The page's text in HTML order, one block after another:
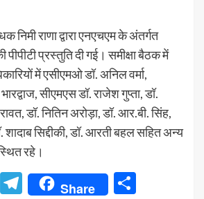
निमी राणा द्वारा एनएचएम के अंतर्गत
प्रस्तुति दी गई। समीक्षा बैठक में
में एसीएमओ डॉ. अनिल वर्मा,
सीएमएस डॉ. राजेश गुप्ता, डॉ.
डॉ. नितिन अरोड़ा, डॉ. आर.बी. सिंह,
शादाब सिद्दीकी, डॉ. आरती बहल सहित अन्य
रहे।
WhatsApp
Telegram
Share